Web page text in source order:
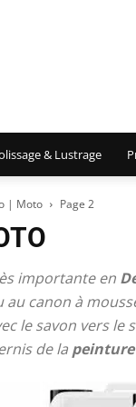
& Lustrage
| Moto Page 2
importante en
canon à
le savon vers
de la